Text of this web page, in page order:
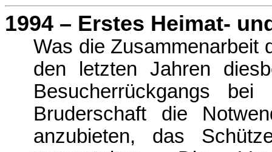
1994 – Erstes Heimat-
Was die Zusammenarbeit
den letzten Jahren
Besucher­rückgangs
Bruderschaft die
anzubieten, das